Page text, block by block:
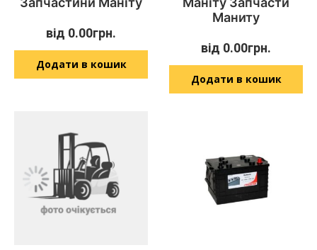
від 0.00грн.
Додати в кошик
Маниту
від 0.00грн.
Додати в кошик